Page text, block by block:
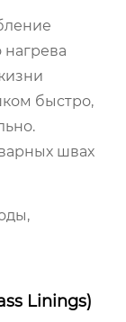
быстро,
швах
Linings)